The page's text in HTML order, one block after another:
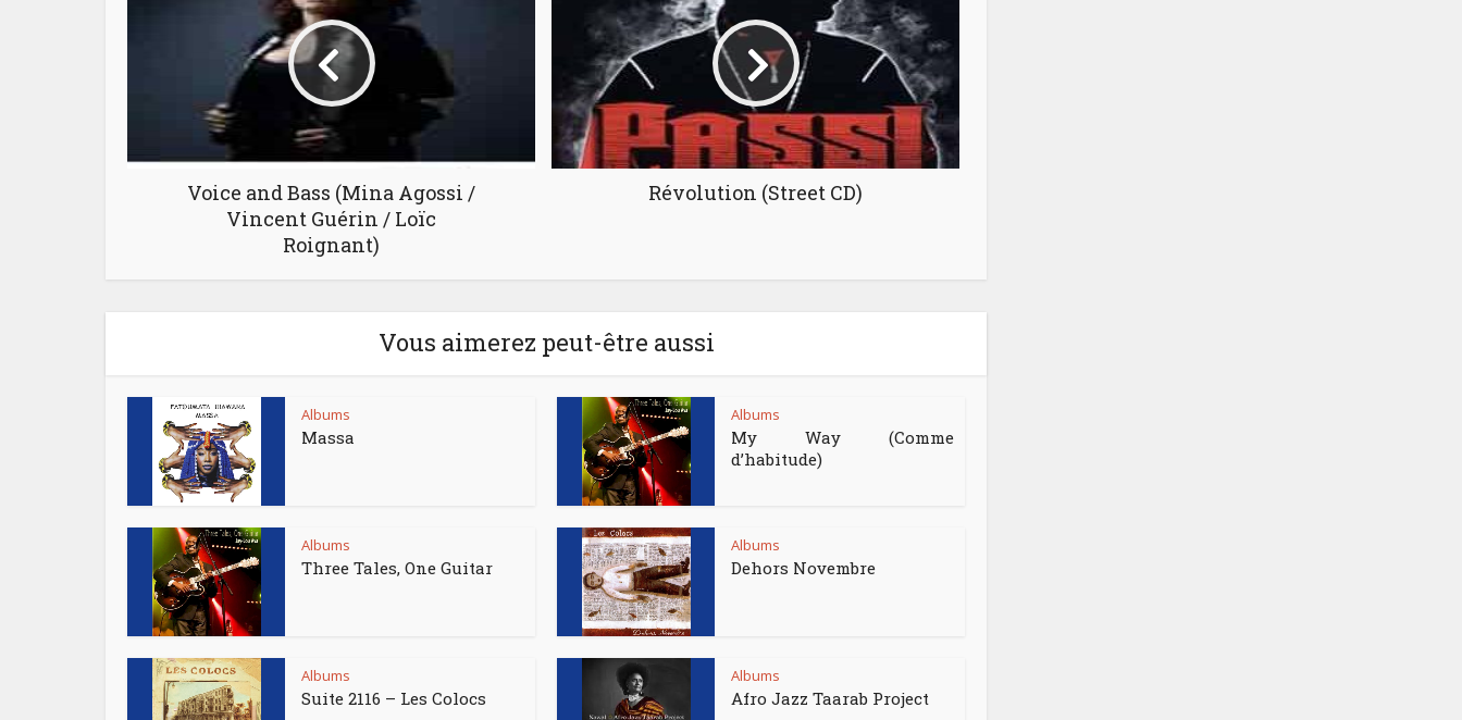
Voice and Bass (Mina Agossi /
Vincent Guérin / Loïc
Roignant)
Révolution (Street CD)
Vous aimerez peut-être aussi
Albums
Massa
Albums
My Way (Comme
d’habitude)
Albums
Three Tales, One Guitar
Albums
Dehors Novembre
Albums
Suite 2116 – Les Colocs
Albums
Afro Jazz Taarab Project